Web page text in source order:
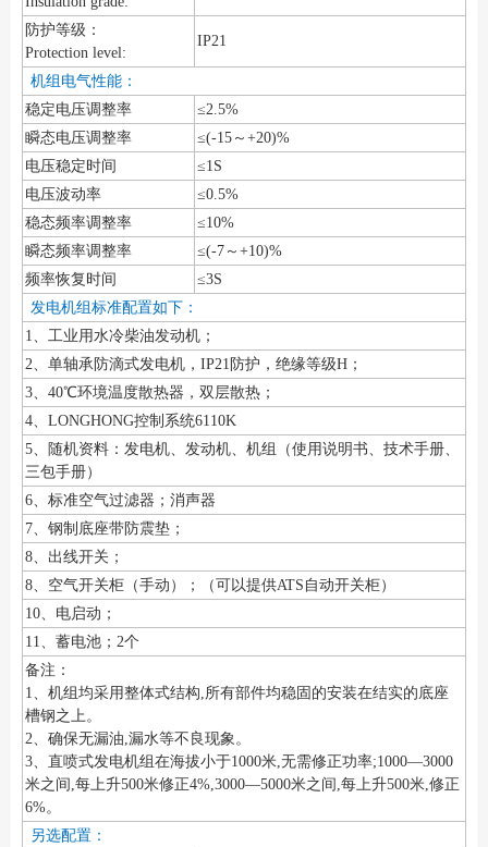
防护等级：
Protection level:
IP21
机组电气性能：
稳定电压调整率
≤2.5%
瞬态电压调整率
≤(-15～+20)%
电压稳定时间
≤1S
电压波动率
≤0.5%
稳态频率调整率
≤10%
瞬态频率调整率
≤(-7～+10)%
频率恢复时间
≤3S
发电机组标准配置如下：
1、工业用水冷柴油发动机；
2、单轴承防滴式发电机，IP21防护，绝缘等级H；
3、40℃环境温度散热器，双层散热；
4、LONGHONG控制系统6110K
5、随机资料：发电机、发动机、机组（使用说明书、技术手册、
三包手册）
6、标准空气过滤器；消声器
7、钢制底座带防震垫；
8、出线开关；
8、空气开关柜（手动）；（可以提供ATS自动开关柜）
10、电启动；
11、蓄电池；2个
备注：
1、机组均采用整体式结构,所有部件均稳固的安装在结实的底座
槽钢之上。
2、确保无漏油,漏水等不良现象。
3、直喷式发电机组在海拔小于1000米,无需修正功率;1000—3000
米之间,每上升500米修正4%,3000—5000米之间,每上升500米,修正
6%。
另选配置：